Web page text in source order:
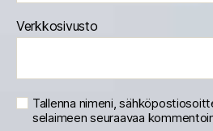
Verkkosivusto
Tallenna nimeni,
selaimeen seuraavaa